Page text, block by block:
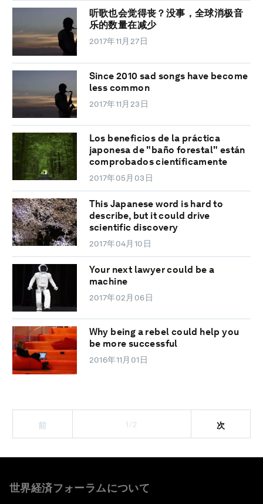
听歌也会觉得丧？没事，全球消极音
乐的数量在减少
2017年11月27日
Since 2010 sad songs have become
less common
2017年11月23日
Los beneficios de la práctica
japonesa de "baño forestal" están
comprobados científicamente
2017年05月03日
This Japanese word is hard to
describe, but it could drive
scientific discovery
2017年04月10日
Your next lawyer could be a
machine
2017年02月06日
Why being a rebel could help you
be more successful
2016年11月01日
前 1/2 次
世界経済フォーラムについて